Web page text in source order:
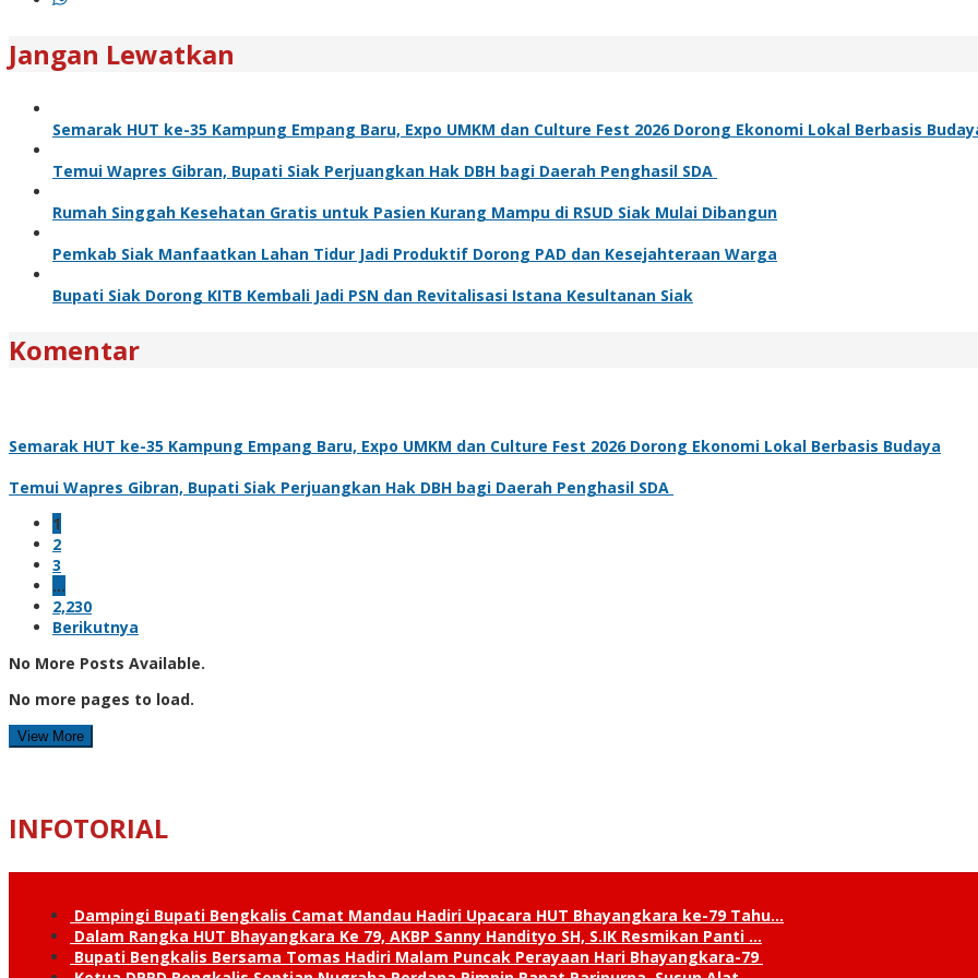
Jangan Lewatkan
Semarak HUT ke-35 Kampung Empang Baru, Expo UMKM dan Culture Fest 2026 Dorong Ekonomi Lokal Berbasis
Temui Wapres Gibran, Bupati Siak Perjuangkan Hak DBH bagi Daerah Penghasil SDA
Rumah Singgah Kesehatan Gratis untuk Pasien Kurang Mampu di RSUD Siak Mulai Dibangun
Pemkab Siak Manfaatkan Lahan Tidur Jadi Produktif Dorong PAD dan Kesejahteraan Warga
Bupati Siak Dorong KITB Kembali Jadi PSN dan Revitalisasi Istana Kesultanan Siak
Komentar
Semarak HUT ke-35 Kampung Empang Baru, Expo UMKM dan Culture Fest 2026 Dorong Ekonomi Lokal Berbasis Budaya
Temui Wapres Gibran, Bupati Siak Perjuangkan Hak DBH bagi Daerah Penghasil SDA
1
2
3
…
2,230
Berikutnya
No More Posts Available.
No more pages to load.
View More
INFOTORIAL
Dampingi Bupati Bengkalis Camat Mandau Hadiri Upacara HUT Bhayangkara ke-79 Tahu…
Dalam Rangka HUT Bhayangkara Ke 79, AKBP Sanny Handityo SH, S.IK Resmikan Panti …
Bupati Bengkalis Bersama Tomas Hadiri Malam Puncak Perayaan Hari Bhayangkara-79